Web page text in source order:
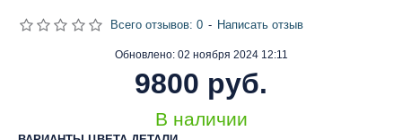
Обновлено: 02 ноября 2024 12:11
В наличии
Всего отзывов: 0 - Написать отзыв
9800 руб.